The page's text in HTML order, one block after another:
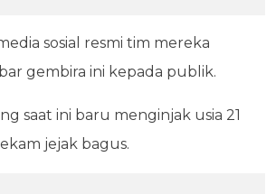
sosial resmi tim mereka
gembira ini kepada publik.
saat ini baru menginjak usia 21
jejak bagus.